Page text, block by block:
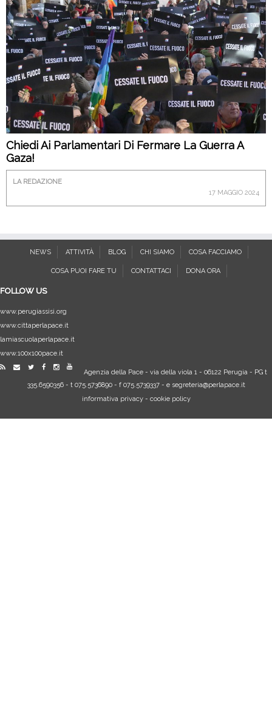
Chiedi Ai Parlamentari Di Fermare La Guerra A
Gaza!
LA REDAZIONE
17 MAGGIO 2024
NEWS ATTIVITÀ BLOG CHI SIAMO COSA FACCIAMO
COSA PUOI FARE TU CONTATTACI DONA ORA
FOLLOW US
www.perugiassisi.org
www.cittaperlapace.it
lamiascuolaperlapace.it
www.100x100pace.it
Agenzia della Pace- via della viola 1- 06122 Perugia- PGt
335.6590356- t 075.5736890- f 075.5739337- e segreteria@perlapace.it
informativa privacy- cookie policy